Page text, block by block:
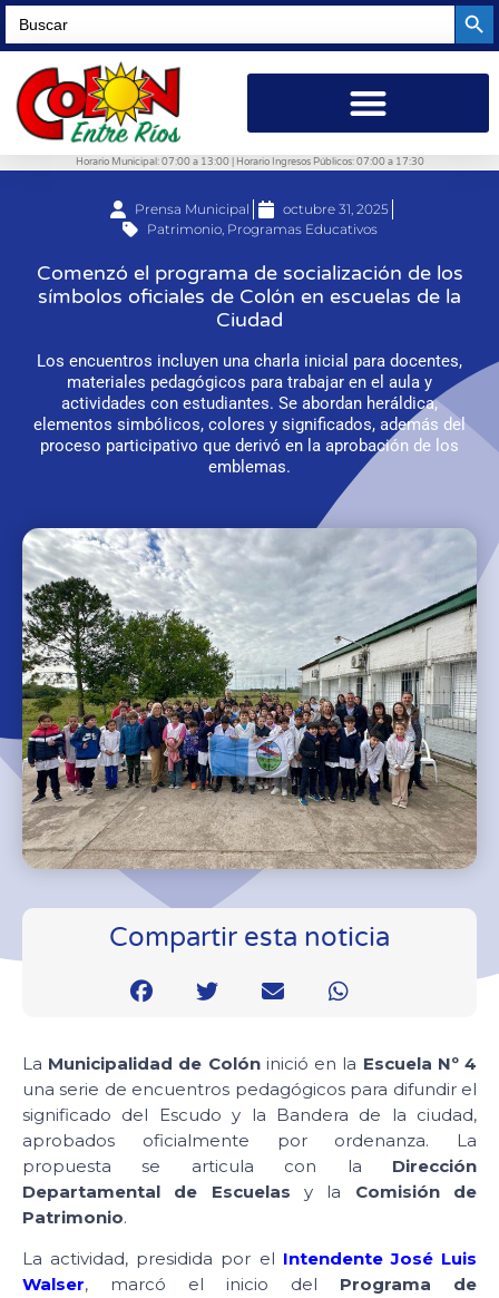
Search
for:
Horario Municipal: 07:00 a 13:00 | Horario Ingresos Públicos: 07:00 a 17:30
Prensa Municipal
octubre 31, 2025
Patrimonio Programas Educativos
Comenzó el programa de socialización de los
símbolos oficiales de Colón en escuelas de la
Ciudad
Los encuentros incluyen una charla inicial para docentes,
materiales pedagógicos para trabajar en el aula y
actividades con estudiantes. Se abordan heráldica,
elementos simbólicos, colores y significados, además del
proceso participativo que derivó en la aprobación de los
emblemas.
Compartir esta noticia
La Municipalidad de Colóninició en la Escuela Nº 4
una serie de encuentros pedagógicos para difundir el
significado del Escudo y la Bandera de la ciudad,
aprobados oficialmente por ordenanza. La
propuesta se articula con la Dirección
Departamental de Escuelas y la Comisión de
Patrimonio.
La actividad, presidida por el Intendente José Luis
Walser, marcó el inicio del Programa de